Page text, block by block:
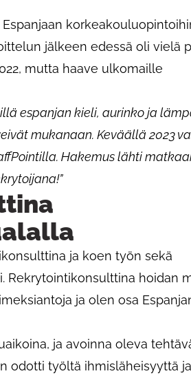
jälkeen edessä oli vielä
mutta haave ulkomaille
espanjan kieli, aurinko ja
mukanaan. Keväällä 2023
Hakemus lähti
ja koen työn sekä
Rekrytointikonsulttina hoidan
ja olen osa
ja avoinna oleva
odotti työltä ihmisläheisyyttä ja